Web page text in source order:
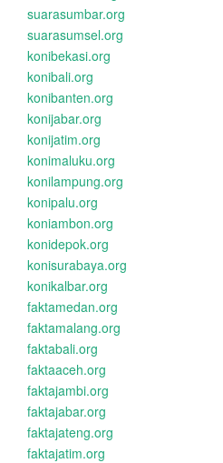
suarasumbar.org
suarasumsel.org
konibekasi.org
konibali.org
konibanten.org
konijabar.org
konijatim.org
konimaluku.org
konilampung.org
konipalu.org
koniambon.org
konidepok.org
konisurabaya.org
konikalbar.org
faktamedan.org
faktamalang.org
faktabali.org
faktaaceh.org
faktajambi.org
faktajabar.org
faktajateng.org
faktajatim.org